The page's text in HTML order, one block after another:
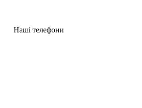
Наші телефони